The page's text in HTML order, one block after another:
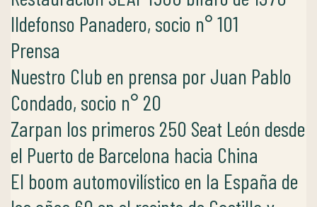
Ildefonso Panadero, socio n° 101
Prensa
Nuestro Club en prensa por Juan Pablo
Condado, socio n° 20
Zarpan los primeros 250 Seat León desde
el Puerto de Barcelona hacia China
El boom automovilístico en la España de